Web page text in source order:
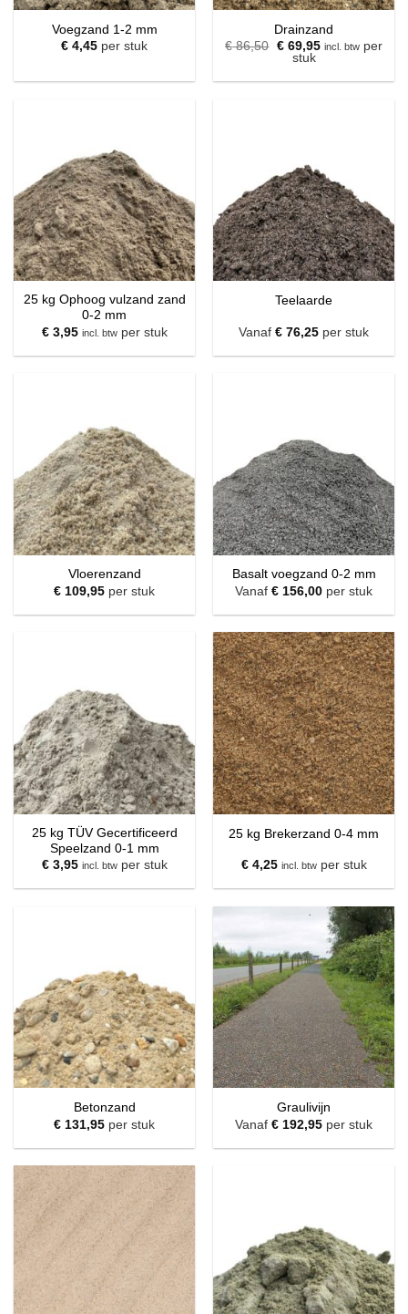
Voegzand 1-2 mm
€ 4,45 per stuk
Drainzand
€86,50 Oorspronkelijke
prijs
€ 86,50.
€69,95Huidige
€ 69,95.
incl. btwper
stuk
25 kg Ophoog vulzand zand
0-2 mm
€3,95 incl. btwper stuk
Teelaarde
Vanaf € 76,25 per stuk
Vloerenzand
€ 109,95 per stuk
Basalt voegzand 0-2 mm
Vanaf € 156,00 per stuk
25 kg TÜV Gecertificeerd
Speelzand 0-1 mm
€3,95 incl. btwper stuk
25 kg Brekerzand 0-4 mm
€4,25 incl. btwper stuk
Betonzand
€ 131,95 per stuk
Graulivijn
Vanaf € 192,95 per stuk